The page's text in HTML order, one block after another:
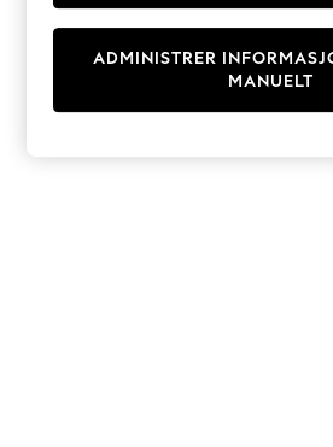
Sets & Outfits
T-Shirts
ADMINISTRER
MANUELT